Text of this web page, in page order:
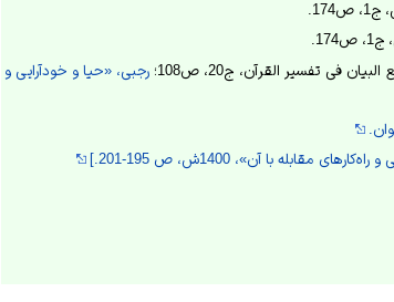
رجبی، «حیا و خودآرایی و
با آن»، 1400ش، ص 195-201.]